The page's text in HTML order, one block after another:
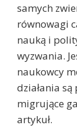
samych
równowagi
nauką i
wyzwania.
naukowcy
działania
migrujące
artykuł.